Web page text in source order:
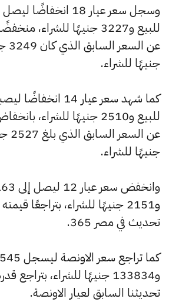
جنيهًا للشراء.
جنيهًا للشراء.
تحديث في مصر 365.
تحديثنا السابق لعيار الاونصة.